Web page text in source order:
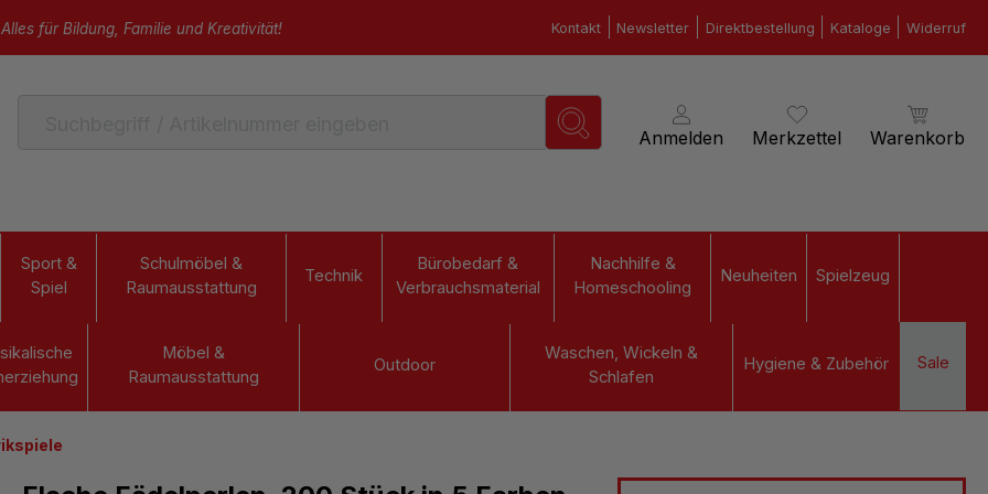
Alles für Bildung, Familie und Kreativität! Kontakt Newsletter Direktbestellung Kataloge Widerruf
Anmelden Merkzettel Warenkorb
Sport &
Spiel
Schulmöbel &
Raumausstattung
Technik
Bürobedarf &
Verbrauchsmaterial
Nachhilfe &
Homeschooling
Neuheiten Spielzeug
Möbel &
Raumausstattung
Outdoor
Waschen, Wickeln &
Schlafen
Hygiene & Zubehör Sale